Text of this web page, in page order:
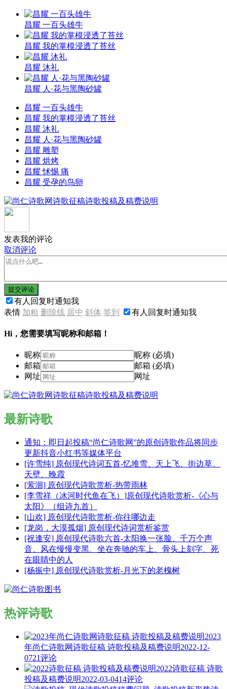
昌耀 一百头雄牛
昌耀 我的掌模浸透了苔丝
昌耀 沐礼
昌耀 人·花与黑陶砂罐
昌耀 一百头雄牛
昌耀 我的掌模浸透了苔丝
昌耀 沐礼
昌耀 人·花与黑陶砂罐
昌耀 雕塑
昌耀 烘烤
昌耀 怵惕 痛
昌耀 受孕的鸟卵
发表我的评论
取消评论
提交评论
有人回复时通知我
表情 加粗 删除线 居中 斜体 签到 有人回复时通知我
Hi，您需要填写昵称和邮箱！
昵称
昵称 (必填)
邮箱
邮箱 (必填)
网址
网址
最新诗歌
通知：即日起投稿“尚仁诗歌网”的原创诗歌作品将同步
更新抖音小红书等媒体平台
[许雪纯] 原创现代诗词五首-忆堆雪、天上飞、街边草、
天壁、晚霞
[萦洄] 原创现代诗歌赏析-热带雨林
[李雪祥（冰河时代鱼在飞）]原创现代诗歌赏析-《心与
太阳》（组诗九首）
[山欢] 原创现代诗歌赏析-你往哪边走
[龙岗，大漠孤烟] 原创现代诗词赏析鉴赏
[祝逢安] 原创现代诗歌六首-太阳换一张脸、千万个声
音、风在慢慢变黑、坐在奔驰的车上、骨头上刻字、死
在眼睛中的人
[杨振中] 原创现代诗歌赏析-月光下的老槐树
热评诗歌
2023
年尚仁诗歌网诗歌征稿 诗歌投稿及稿费说明2022-12-
0721评论
2022诗歌征稿 诗歌
投稿及稿费说明2022-03-0414评论